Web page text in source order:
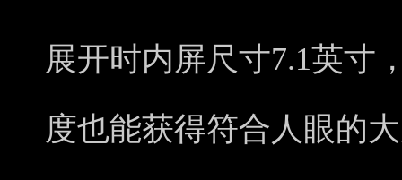
展开时内屏尺寸7.1英寸
度也能获得符合人眼的